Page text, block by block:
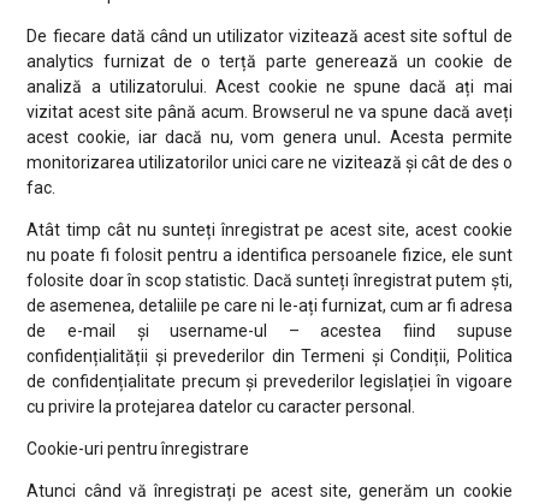
De fiecare dată când un utilizator vizitează acest site softul de
analytics furnizat de o terță parte generează un cookie de
analiză a utilizatorului. Acest cookie ne spune dacă ați mai
vizitat acest site până acum. Browserul ne va spune dacă aveți
acest cookie, iar dacă nu, vom genera unul . Acesta permite
monitorizarea utilizatorilor unici care ne vizitează și cât de des o
fac.
Atât timp cât nu sunteți înregistrat pe acest site, acest cookie
nu poate fi folosit pentru a identifica persoanele fizice, ele sunt
folosite doar în scop statistic. Dacă sunteți înregistrat putem ști,
de asemenea, detaliile pe care ni le-ați furnizat, cum ar fi adresa
de e-mail și username-ul – acestea fiind supuse
confidențialității și prevederilor din Termeni și Condiții, Politica
de confidențialitate precum și prevederilor legislației în vigoare
cu privire la protejarea datelor cu caracter personal.
Cookie-uri pentru înregistrare
Atunci când vă înregistrați pe acest site, generăm un cookie